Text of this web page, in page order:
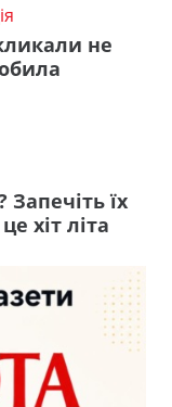
не
їх
хіт літа